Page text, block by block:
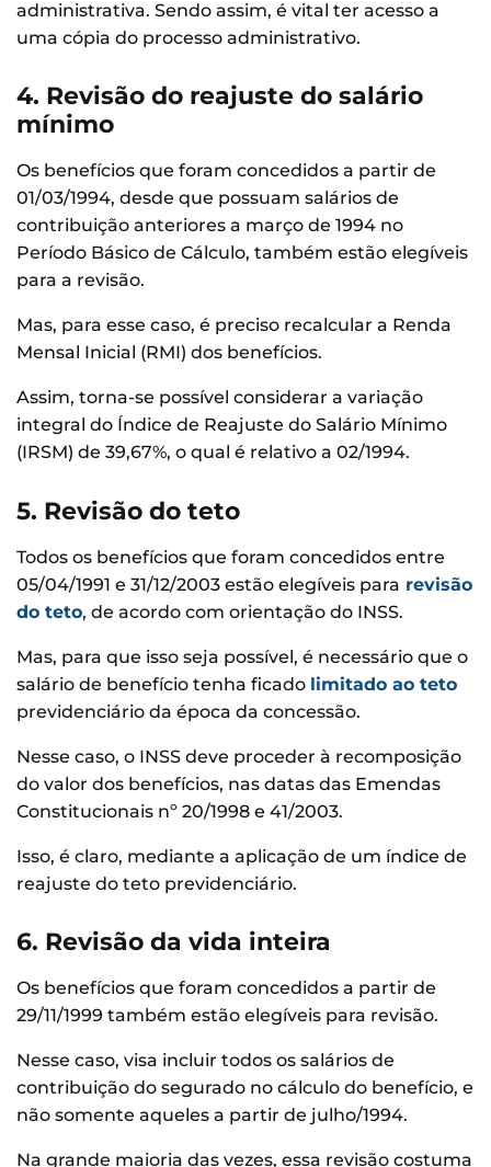
administrativa. Sendo assim, é vital ter acesso a
uma cópia do processo administrativo.
4. Revisão do reajuste do salário
mínimo
Os benefícios que foram concedidos a partir de
01/03/1994, desde que possuam salários de
contribuição anteriores a março de 1994 no
Período Básico de Cálculo, também estão elegíveis
para a revisão.
Mas, para esse caso, é preciso recalcular a Renda
Mensal Inicial (RMI) dos benefícios.
Assim, torna-se possível considerar a variação
integral do Índice de Reajuste do Salário Mínimo
(IRSM) de 39,67%, o qual é relativo a 02/1994.
5. Revisão do teto
Todos os benefícios que foram concedidos entre
05/04/1991 e 31/12/2003 estão elegíveis para revisão
do teto, de acordo com orientação do INSS.
Mas, para que isso seja possível, é necessário que o
salário de benefício tenha ficado limitado ao teto
previdenciário da época da concessão.
Nesse caso, o INSS deve proceder à recomposição
do valor dos benefícios, nas datas das Emendas
Constitucionais nº 20/1998 e 41/2003.
Isso, é claro, mediante a aplicação de um índice de
reajuste do teto previdenciário.
6. Revisão da vida inteira
Os benefícios que foram concedidos a partir de
29/11/1999 também estão elegíveis para revisão.
Nesse caso, visa incluir todos os salários de
contribuição do segurado no cálculo do benefício, e
não somente aqueles a partir de julho/1994.
Na grande maioria das vezes, essa revisão costuma